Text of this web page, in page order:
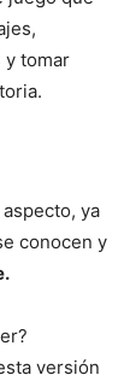
y tomar
ya
conocen y
versión